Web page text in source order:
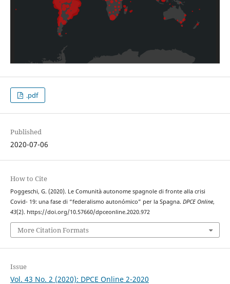
.pdf
Published
2020-07-06
How to Cite
Poggeschi, G. (2020). Le Comunità autonome spagnole di fronte alla crisi
Covid- 19: una fase di “federalismo autonómico” per la Spagna. DPCE Online,
43(2). https://doi.org/10.57660/dpceonline.2020.972
More Citation Formats
Issue
Vol. 43 No. 2 (2020): DPCE Online 2-2020